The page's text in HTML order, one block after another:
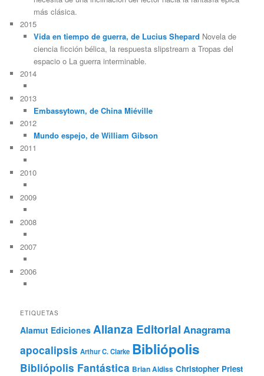
más clásica.
2015
Vida en tiempo de guerra, de Lucius Shepard Novela de
ciencia ficción bélica, la respuesta slipstream a Tropas del
espacio o La guerra interminable.
2014
2013
Embassytown, de China Miéville
2012
Mundo espejo, de William Gibson
2011
2010
2009
2008
2007
2006
ETIQUETAS
Alamut Ediciones Alianza Editorial Anagrama
apocalipsis Arthur C. Clarke Bibliópolis
Bibliópolis Fantástica Brian Aldiss Christopher Priest